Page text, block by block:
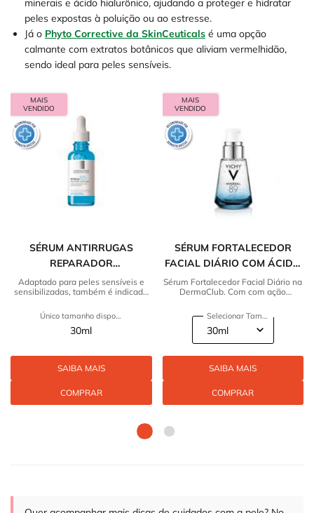
minerais e ácido hialurônico, ajudando a proteger e hidratar
peles expostas à poluição ou ao estresse.
Já o Phyto Corrective da SkinCeuticals é uma opção
calmante com extratos botânicos que aliviam vermelhidão,
sendo ideal para peles sensíveis.
MAIS
VENDIDO
SÉRUM ANTIRRUGAS
REPARADOR
REDENSIFICADOR HYALU B5
REPAIR
Adaptado para peles sensíveis e
sensibilizadas, também é indicado
Único tamanho disponível
30ml
SAIBA MAIS
COMPRAR
MAIS
VENDIDO
SÉRUM FORTALECEDOR
FACIAL DIÁRIO COM ÁCIDO
HIALURÔNICO VICHY
MINERAL 89
Sérum Fortalecedor Facial Diário na
DermaClub. Com com ação
Selecionar Tamanho
SAIBA MAIS
COMPRAR